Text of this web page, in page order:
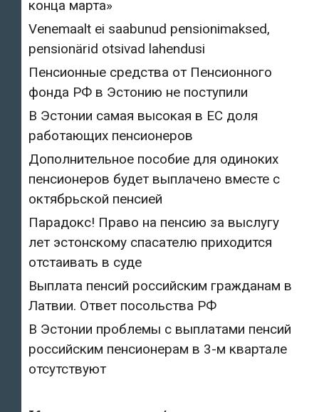
конца марта»
Venemaalt ei saabunud pensionimaksed,
pensionärid otsivad lahendusi
Пенсионные средства от Пенсионного
фонда РФ в Эстонию не поступили
В Эстонии самая высокая в ЕС доля
работающих пенсионеров
Дополнительное пособие для одиноких
пенсионеров будет выплачено вместе с
октябрьской пенсией
Парадокс! Право на пенсию за выслугу
лет эстонскому спасателю приходится
отстаивать в суде
Выплата пенсий российским гражданам в
Латвии. Ответ посольства РФ
В Эстонии проблемы с выплатами пенсий
российским пенсионерам в 3-м квартале
отсутствуют